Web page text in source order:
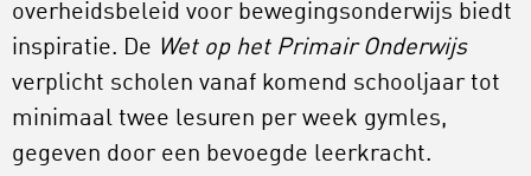
overheidsbeleid voor bewegingsonderwijs biedt
inspiratie. De Wet op het Primair Onderwijs
verplicht scholen vanaf komend schooljaar tot
minimaal twee lesuren per week gymles,
gegeven door een bevoegde leerkracht.